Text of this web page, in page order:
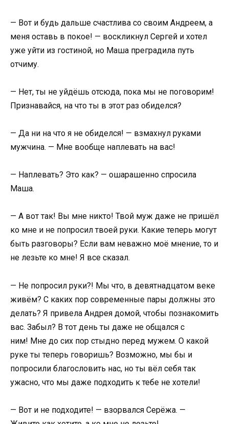
— Вот и будь дальше счастлива со своим Андреем, а
меня оставь в покое! — воскликнул Сергей и хотел
уже уйти из гостиной, но Маша преградила путь
отчиму.
— Нет, ты не уйдёшь отсюда, пока мы не поговорим!
Признавайся, на что ты в этот раз обиделся?
— Да ни на что я не обиделся! — взмахнул руками
мужчина. — Мне вообще наплевать на вас!
— Наплевать? Это как? — ошарашенно спросила
Маша.
— А вот так! Вы мне никто! Твой муж даже не пришёл
ко мне и не попросил твоей руки. Какие теперь могут
быть разговоры? Если вам неважно моё мнение, то и
не лезьте ко мне! Я все сказал.
— Не попросил руки?! Мы что, в девятнадцатом веке
живём? С каких пор современные пары должны это
делать? Я привела Андрея домой, чтобы познакомить
вас. Забыл? В тот день ты даже не общался с
ним! Мне до сих пор стыдно перед мужем. О какой
руке ты теперь говоришь? Возможно, мы бы и
попросили благословить нас, но ты вёл себя так
ужасно, что мы даже подходить к тебе не хотели!
— Вот и не подходите! — взорвался Серёжа. —